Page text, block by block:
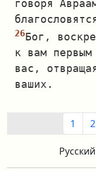
говоря
Бог,
к вам первым
вас,
ваших.
1 2